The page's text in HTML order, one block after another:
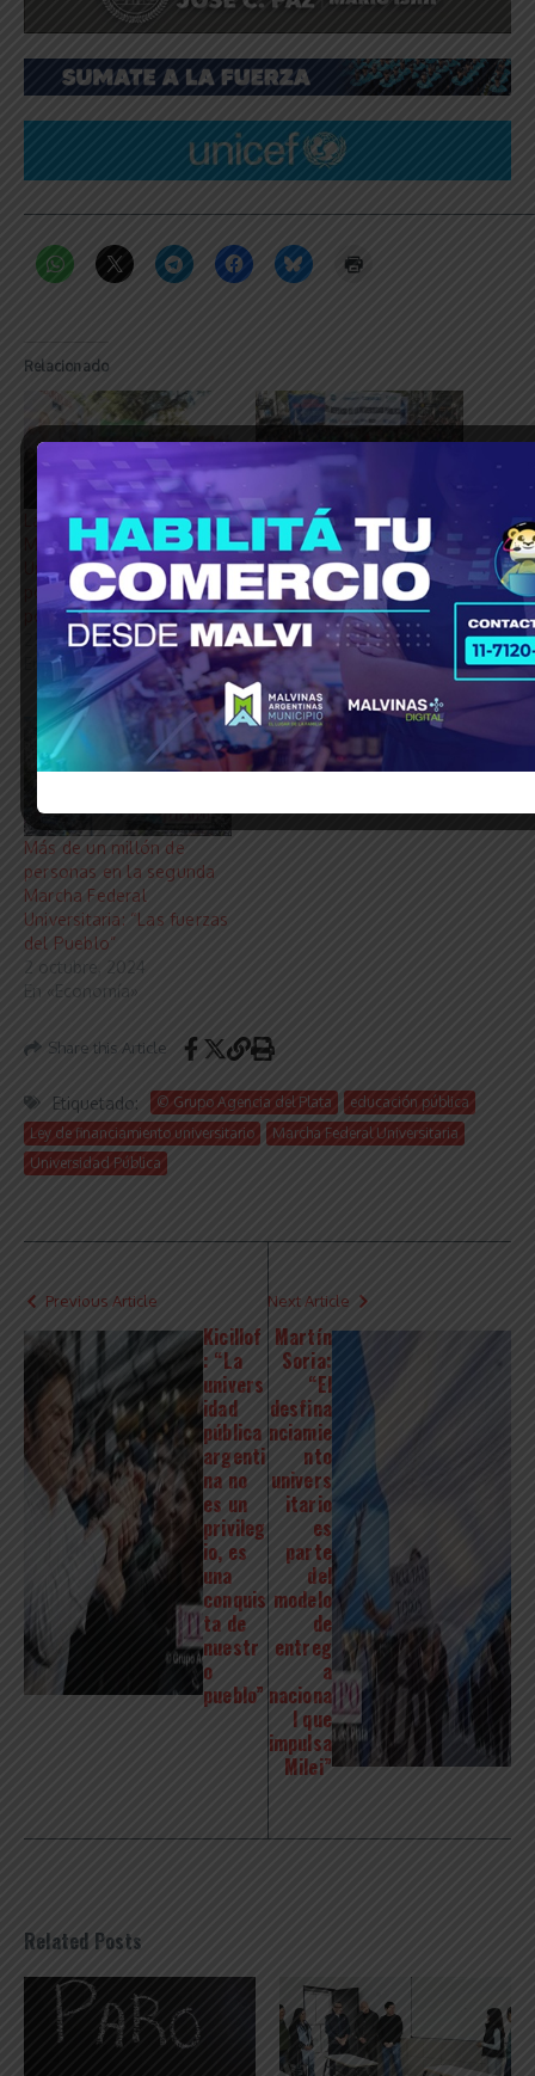
Relacionado
La UBA convocó a la
Marcha Federal
Universitaria: “Marchamos
por el futuro, marchamos
por la educación”
25 septiembre, 2024
En «Economía»
Nueva Marcha Federal
Universitaria convocada
para el 12 de mayo, es en
reclamo por el
cumplimiento de la Ley de
Financiamiento
21 abril, 2026
En «Educación»
Más de un millón de
personas en la segunda
Marcha Federal
Universitaria: “Las fuerzas
del Pueblo”
2 octubre, 2024
En «Economía»
Share this Article
Etiquetado: © Grupo Agencia del Plata
educación pública
Ley de financiamiento universitario
Marcha Federal Universitaria
Universidad Pública
Previous Article
Kicillof
: “La
univers
idad
pública
argenti
na no
es un
privileg
io, es
una
conquis
ta de
nuestr
o
pueblo”
Next Article
Martín
Soria:
“El
desfina
nciamie
nto
univers
itario
es
parte
del
modelo
de
entreg
a
naciona
l que
impulsa
Milei”
Related Posts